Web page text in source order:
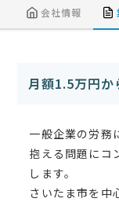
会社情報
月額1.5万円か
一般企業の労務
抱える問題にコ
します。
さいたま市を中